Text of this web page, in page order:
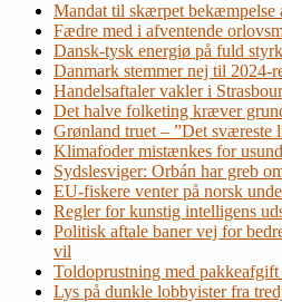
Mandat til skærpet bekæmpelse
Fædre med i afventende
Dansk-tysk energiø på fuld
Danmark stemmer nej til 2024-
Handelsaftaler vakler i
Det halve folketing kræver
Grønland truet – ”Det sværeste
Klimafoder mistænkes for
Sydslesviger: Orbán har greb
EU-fiskere venter på norsk
Regler for kunstig intelligens
Politisk aftale baner vej for
vil
Toldoprustning med pakkeafgift
Lys på dunkle lobbyister fra